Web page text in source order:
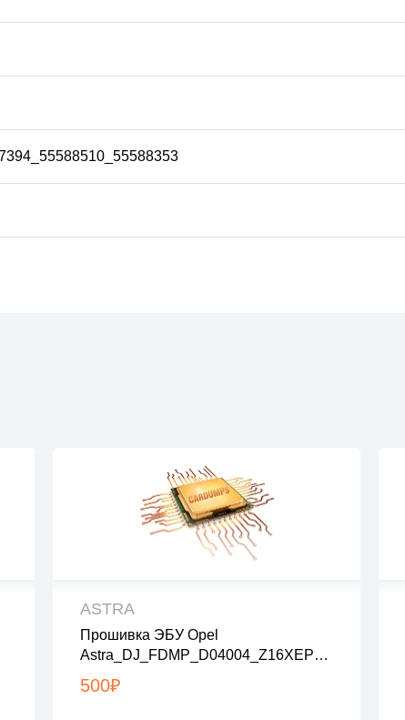
ASTRA
Прошивка ЭБУ Opel
Astra_DJ_FDMP_D04004_Z16XEP_A
500₽
все файлы проверены на вирусы
все файлы в архивах zip или rar
загрузка с 9:00-22:00 по Москве